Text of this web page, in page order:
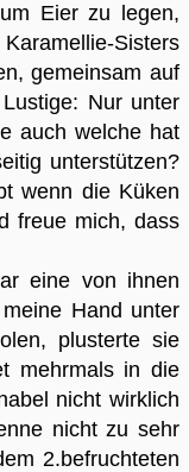
Eier zu legen,
Sisters
gemeinsam auf
Nur unter
auch welche hat
unterstützen?
wenn die Küken
freue mich, dass
eine von ihnen
Hand unter
plusterte sie
mehrmals in die
nicht wirklich
nicht zu sehr
2.befruchteten